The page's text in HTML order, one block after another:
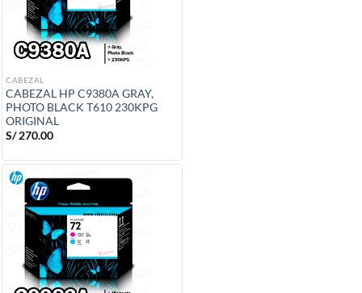
CABEZAL
CABEZAL HP C9380A GRAY,
PHOTO BLACK T610 230KPG
ORIGINAL
S/270.00